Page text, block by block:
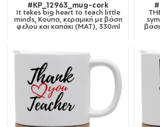
#KP_12963_mug-cork
It takes big heart to teach little
minds, Κούπα, κεραμική με βάση
φελού και καπάκι (ΜΑΤ), 330ml